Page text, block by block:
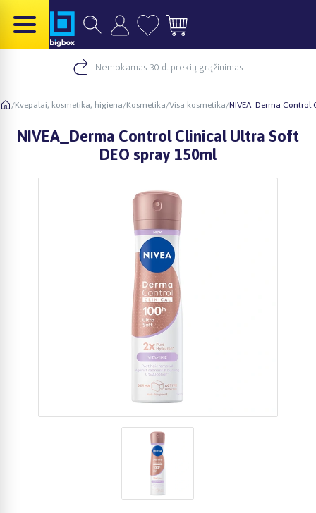
Nemokamas 30 d. prekių grąžinimas
/Kvepalai, kosmetika, higiena/Kosmetika/Visa kosmetika/NIVEA_Derma Control
NIVEA_Derma Control Clinical Ultra Soft
DEO spray 150ml